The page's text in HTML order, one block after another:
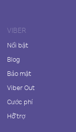
VIBER
Nổi bật
Blog
Bảo mật
Viber Out
Cước phí
Hỗ trợ